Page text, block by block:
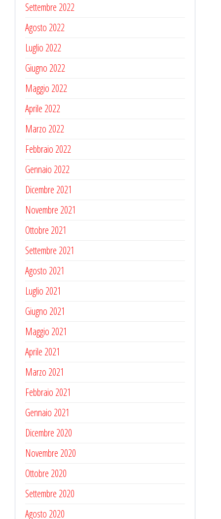
Settembre 2022
Agosto 2022
Luglio 2022
Giugno 2022
Maggio 2022
Aprile 2022
Marzo 2022
Febbraio 2022
Gennaio 2022
Dicembre 2021
Novembre 2021
Ottobre 2021
Settembre 2021
Agosto 2021
Luglio 2021
Giugno 2021
Maggio 2021
Aprile 2021
Marzo 2021
Febbraio 2021
Gennaio 2021
Dicembre 2020
Novembre 2020
Ottobre 2020
Settembre 2020
Agosto 2020